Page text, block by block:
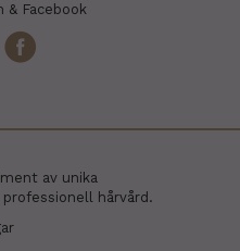
& Facebook
av unika
hårvård.